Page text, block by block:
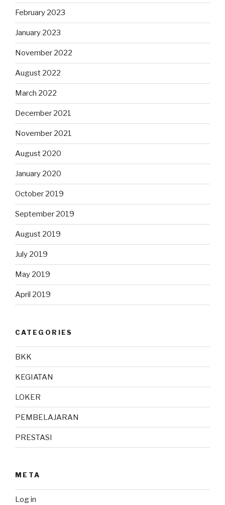
February 2023
January 2023
November 2022
August 2022
March 2022
December 2021
November 2021
August 2020
January 2020
October 2019
September 2019
August 2019
July 2019
May 2019
April 2019
CATEGORIES
BKK
KEGIATAN
LOKER
PEMBELAJARAN
PRESTASI
META
Log in